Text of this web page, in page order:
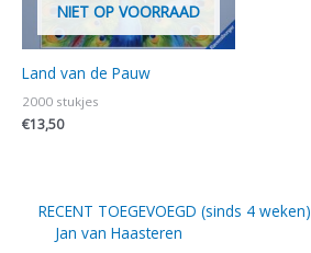
NIET OP VOORRAAD
Land van de Pauw
2000 stukjes
€13,50
RECENT TOEGEVOEGD (sinds 4 weken)
Jan van Haasteren